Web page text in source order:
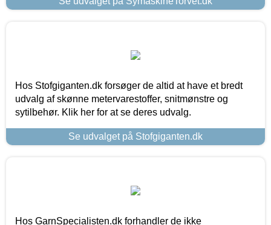
Hos Stofgiganten.dk forsøger de altid at have et bredt
udvalg af skønne metervarestoffer, snitmønstre og
sytilbehør. Klik her for at se deres udvalg.
Se udvalget på Stofgiganten.dk
Hos GarnSpecialisten.dk forhandler de ikke